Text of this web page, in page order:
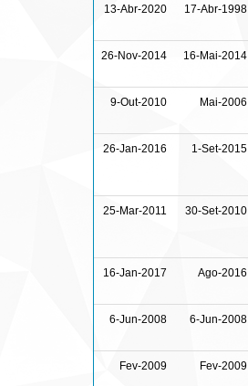
13-Abr-2020 17-Abr-1998
26-Nov-2014 16-Mai-2014
9-Out-2010 Mai-2006
26-Jan-2016 1-Set-2015
25-Mar-2011 30-Set-2010
16-Jan-2017 Ago-2016
6-Jun-2008 6-Jun-2008
Fev-2009 Fev-2009